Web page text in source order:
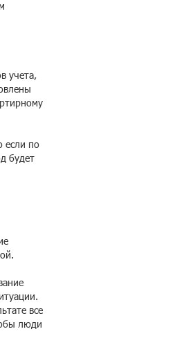
учета,
если по
будет
все
люди